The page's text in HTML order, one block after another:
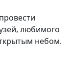
любимого
небом.